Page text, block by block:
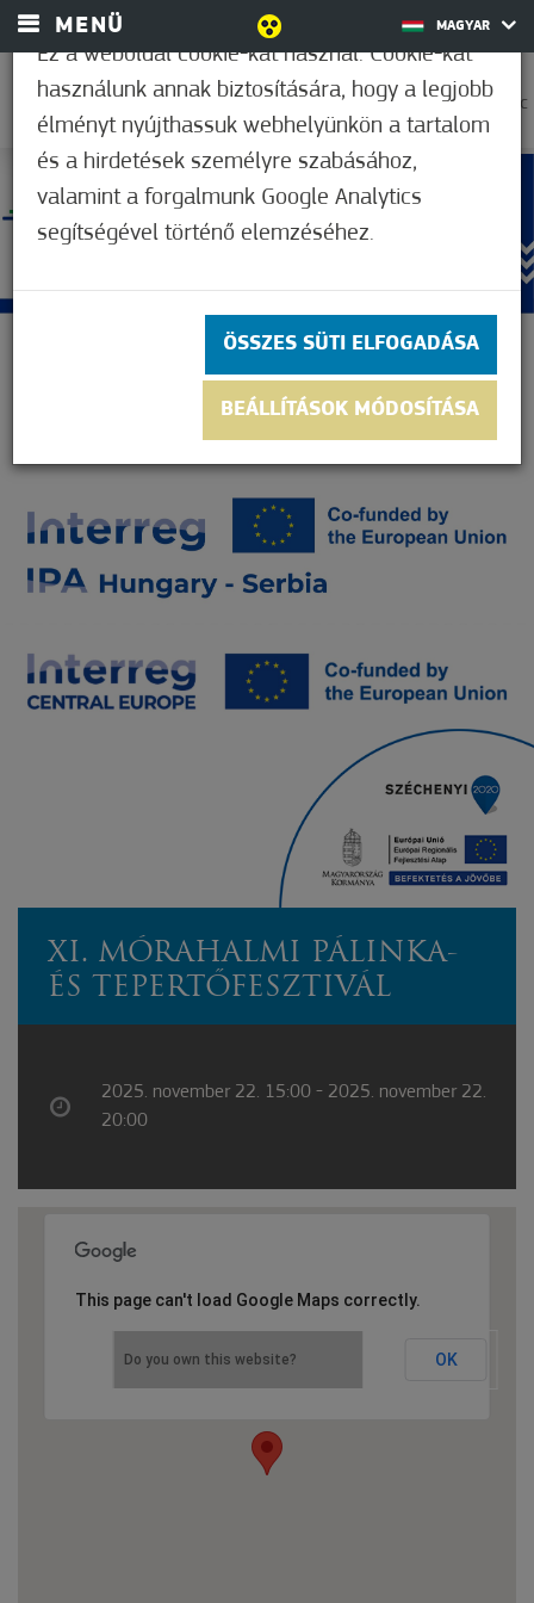
MENÜ MAGYAR
35,0°C
XI. MÓRAHALMI PÁLINKA-
ÉS TEPERTŐFESZTIVÁL
2025. november 22. 15:00 - 2025. november 22.
20:00
This page can't load Google Maps correctly.
Do you own this website? OK
Ez a weboldal cookie-kat használ. Cookie-kat
használunk annak biztosítására, hogy a legjobb
élményt nyújthassuk webhelyünkön a tartalom
és a hirdetések személyre szabásához,
valamint a forgalmunk Google Analytics
segítségével történő elemzéséhez.
ÖSSZES SÜTI ELFOGADÁSA
BEÁLLÍTÁSOK MÓDOSÍTÁSA